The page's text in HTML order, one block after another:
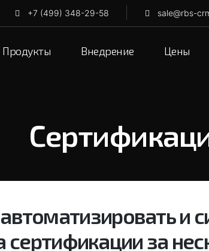
+7 (499) 348-29-58 sale@rbs-
Продукты Внедрение Цены
и
сертификации за